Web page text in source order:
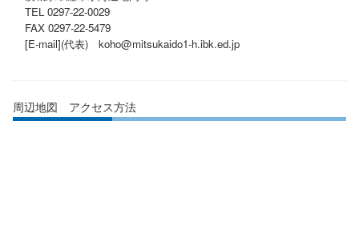
TEL 0297-22-0029
FAX 0297-22-5479
[E-mail](代表) koho@mitsukaido1-h.ibk.ed.jp
周辺地図 アクセス方法